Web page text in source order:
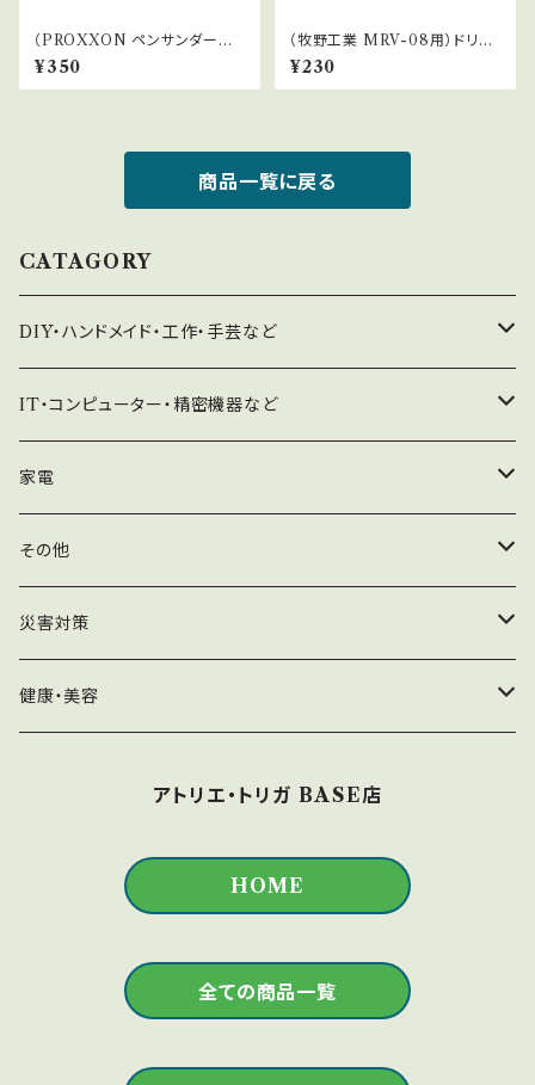
（PROXXON ペンサンダー向
け）アーバー中型／四角形状
¥350
（牧野工業 MRV-08用）ドリル
刃ケースのラベル・ベース v2
¥230
商品一覧に戻る
CATAGORY
DIY・ハンドメイド・工作・手芸など
器具・道具・治具など
収納・整理など
IT・コンピューター・精密機器など
コンピューター向けパーツ
サプライ品
周辺機器向けパーツ
スマートフォン
家電
クリーナー関連
サプライ品
その他
撮影器具関連
リングライト関連
災害対策
地震対策
健康・美容
アトリエ・トリガ BASE店
HOME
全ての商品一覧